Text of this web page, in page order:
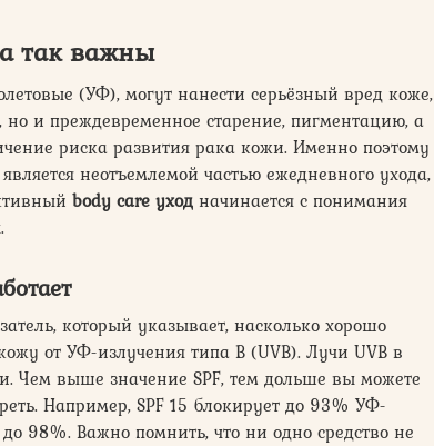
так важны
(УФ), могут нанести серьёзный вред коже,
и преждевременное старение, пигментацию, а
риска развития рака кожи. Именно поэтому
неотъемлемой частью ежедневного ухода,
body care уход начинается с понимания
который указывает, насколько хорошо
от УФ-излучения типа B (UVB). Лучи UVB в
Чем выше значение SPF, тем дольше вы можете
Например, SPF 15 блокирует до 93% УФ-
98%. Важно помнить, что ни одно средство не